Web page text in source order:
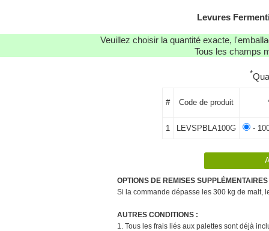
Levures
Veuillez choisir la quantité exacte,
Tous les champs
*
# Code de produit
1 LEVSPBLA100G -
OPTIONS DE REMISES SUPPLÉMENTAIRES
Si la commande dépasse les 300 kg de malt,
AUTRES CONDITIONS :
1. Tous les frais liés aux palettes sont déjà